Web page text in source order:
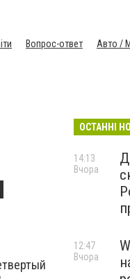
Вопрос-ответ
Авто /
ОСТАННІ
14:13
Вчора
12:47
Вчора